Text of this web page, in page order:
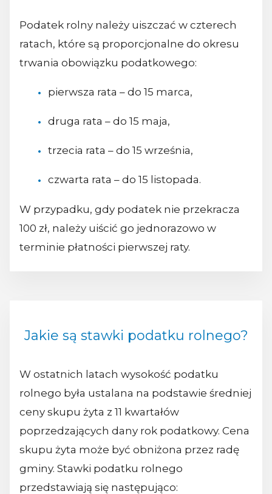
Podatek rolny należy uiszczać w czterech
ratach, które są proporcjonalne do okresu
trwania obowiązku podatkowego:
pierwsza rata – do 15 marca,
druga rata – do 15 maja,
trzecia rata – do 15 września,
czwarta rata – do 15 listopada.
W przypadku, gdy podatek nie przekracza
100 zł, należy uiścić go jednorazowo w
terminie płatności pierwszej raty.
Jakie są stawki podatku rolnego?
W ostatnich latach wysokość podatku
rolnego była ustalana na podstawie średniej
ceny skupu żyta z 11 kwartałów
poprzedzających dany rok podatkowy. Cena
skupu żyta może być obniżona przez radę
gminy. Stawki podatku rolnego
przedstawiają się następująco: